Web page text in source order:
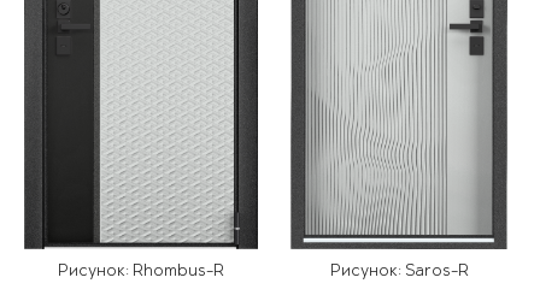
Рисунок: Rhombus-R Рисунок: Saros-R